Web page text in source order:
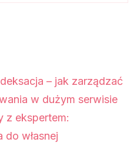
– jak zarządzać
w dużym serwisie
z ekspertem:
do własnej